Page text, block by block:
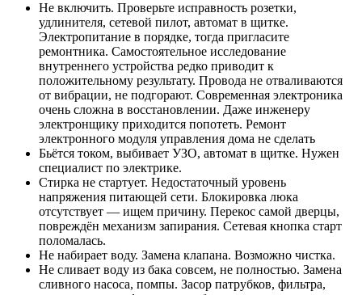
Не включить. Проверьте исправность розетки,
удлинителя, сетевой пилот, автомат в щитке.
Электропитание в порядке, тогда пригласите
ремонтника. Самостоятельное исследование
внутреннего устройства редко приводит к
положительному результату. Провода не отваливаются
от вибрации, не подгорают. Современная электроника
очень сложна в восстановлении. Даже инженеру
электронщику приходится попотеть. Ремонт
электронного модуля управления дома не сделать
Бьётся током, выбивает УЗО, автомат в щитке. Нужен
специалист по электрике.
Стирка не стартует. Недостаточный уровень
напряжения питающей сети. Блокировка люка
отсутствует — ищем причину. Перекос самой дверцы,
повреждён механизм запирания. Сетевая кнопка старт
поломалась.
Не набирает воду. Замена клапана. Возможно чистка.
Не сливает воду из бака совсем, не полностью. Замена
сливного насоса, помпы. Засор патрубков, фильтра,